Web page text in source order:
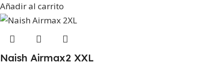
Añadir al carrito
Naish Airmax2 XXL